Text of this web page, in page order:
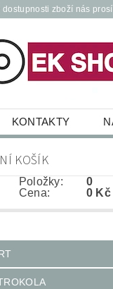
zboží nás
KONTAKTY
PRO
KOLA *
KOŠÍK
Položky:
Cena:
0
0 Kč